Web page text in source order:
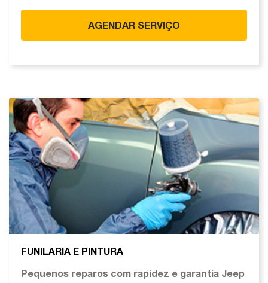
AGENDAR SERVIÇO
FUNILARIA E PINTURA
Pequenos reparos com rapidez e garantia Jeep